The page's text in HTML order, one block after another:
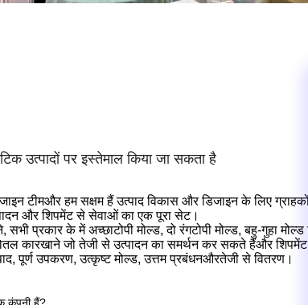
उत्पादों पर इस्तेमाल किया जा सकता है
टीमऔर हम सक्षम हैं उत्पाद विकास और डिजाइन के लिए
और शिपमेंट से सेवाओं का एक पूरा सेट।
सभी प्रकार के में अच्छाटोपी मोल्ड, दो रंगटोपी मोल्ड, बहु-गुहा
कारखाने जो तेजी से उत्पादन का समर्थन कर सकते हैंऔर शिपमेंट,
पूर्ण उपकरण, उत्कृष्ट मोल्ड, उत्तम प्रबंधनऔरतेजी से वितरण।